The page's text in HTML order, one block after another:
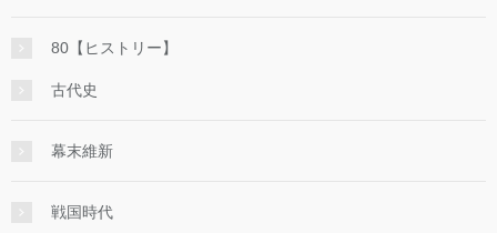
80【ヒストリー】
古代史
幕末維新
戦国時代